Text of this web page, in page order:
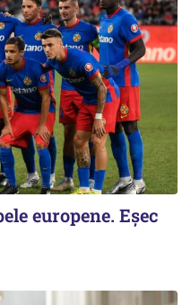
europene. Eşec